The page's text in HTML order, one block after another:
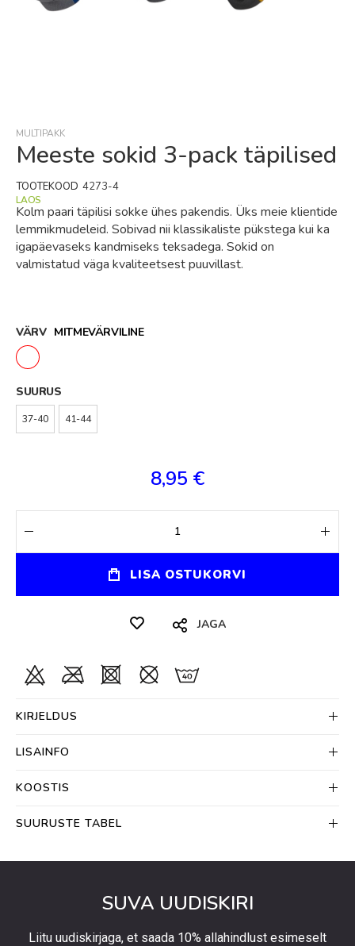
of
the
gallery
MULTIPAKK
Meeste sokid 3-pack täpilised
Kolm paari täpilisi sokke ühes pakendis. Üks meie klientide
lemmikmudeleid. Sobivad nii klassikaliste pükstega kui ka
igapäevaseks kandmiseks teksadega. Sokid on
valmistatud väga kvaliteetsest puuvillast.
LAOS
TOOTEKOOD 4273-4
VÄRV MITMEVÄRVILINE
SUURUS
37-40 41-44
8,95 €
LISA OSTUKORVI
JAGA
KIRJELDUS
LISAINFO
KOOSTIS
SUURUSTE TABEL
SUVA UUDISKIRI
Liitu uudiskirjaga, et saada 10% allahindlust esimeselt